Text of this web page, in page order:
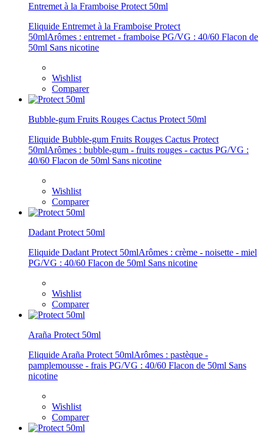
Entremet à la Framboise Protect 50ml
Eliquide Entremet à la Framboise Protect
50mlArômes : entremet - framboise PG/VG : 40/60 Flacon de
50ml Sans nicotine
Wishlist
Comparer
Bubble-gum Fruits Rouges Cactus Protect 50ml
Eliquide Bubble-gum Fruits Rouges Cactus Protect
50mlArômes : bubble-gum - fruits rouges - cactus PG/VG :
40/60 Flacon de 50ml Sans nicotine
Wishlist
Comparer
Dadant Protect 50ml
Eliquide Dadant Protect 50mlArômes : crème - noisette - miel
PG/VG : 40/60 Flacon de 50ml Sans nicotine
Wishlist
Comparer
Araña Protect 50ml
Eliquide Araña Protect 50mlArômes : pastèque -
pamplemousse - frais PG/VG : 40/60 Flacon de 50ml Sans
nicotine
Wishlist
Comparer